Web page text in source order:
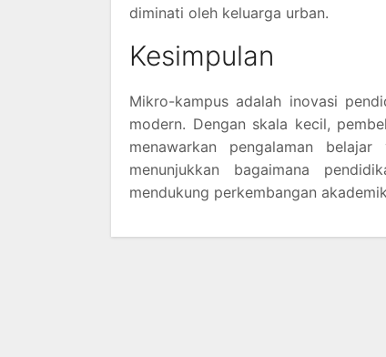
diminati oleh keluarga urban.
Kesimpulan
Mikro-kampus adalah inovasi
modern. Dengan skala kecil,
menawarkan pengalaman
menunjukkan bagaimana
mendukung perkembangan